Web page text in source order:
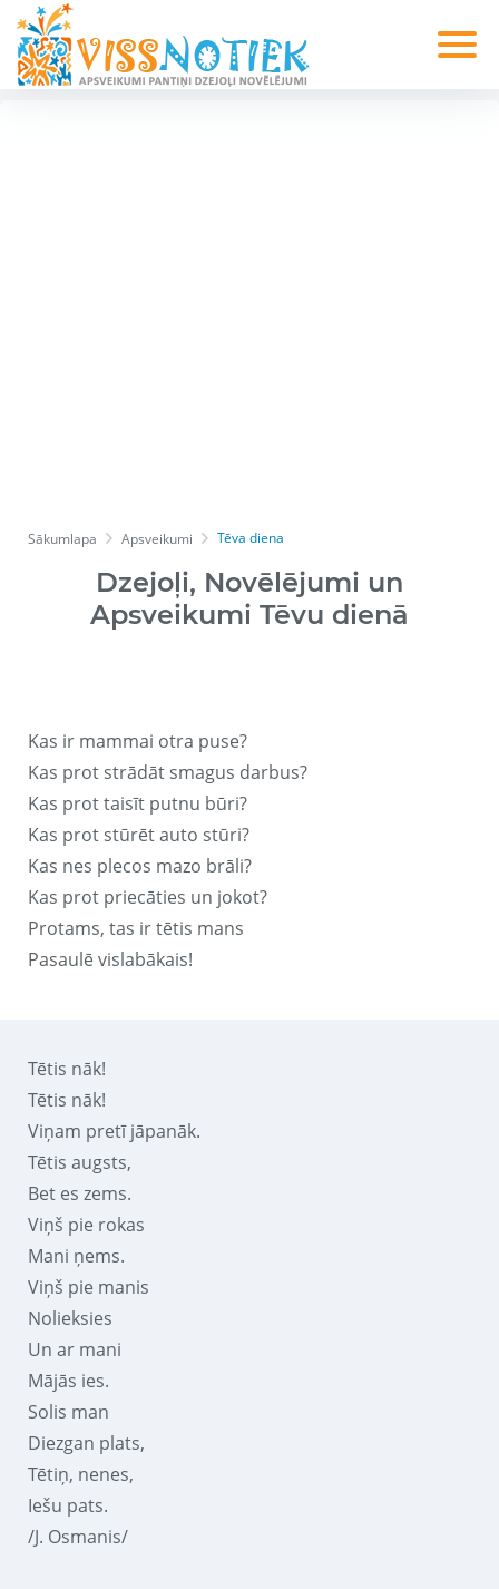
Sākumlapa Apsveikumi Tēva diena
Dzejoļi, Novēlējumi un
Apsveikumi Tēvu dienā
Kas ir mammai otra puse?
Kas prot strādāt smagus darbus?
Kas prot taisīt putnu būri?
Kas prot stūrēt auto stūri?
Kas nes plecos mazo brāli?
Kas prot priecāties un jokot?
Protams, tas ir tētis mans
Pasaulē vislabākais!
Tētis nāk!
Tētis nāk!
Viņam pretī jāpanāk.
Tētis augsts,
Bet es zems.
Viņš pie rokas
Mani ņems.
Viņš pie manis
Nolieksies
Un ar mani
Mājās ies.
Solis man
Diezgan plats,
Tētiņ, nenes,
Iešu pats.
/J. Osmanis/